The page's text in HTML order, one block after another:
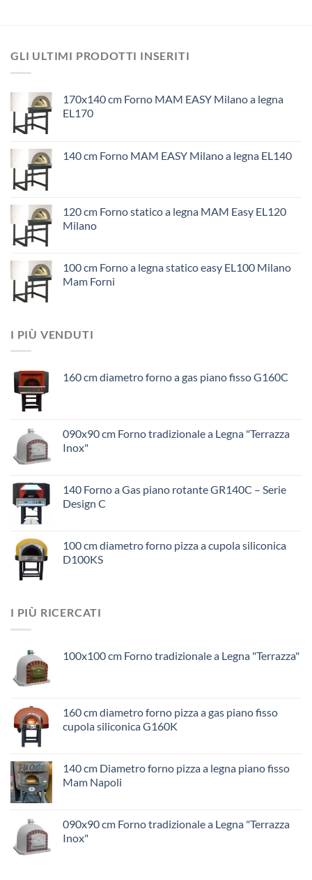
GLI ULTIMI PRODOTTI INSERITI
170x140 cm Forno MAM EASY Milano a legna
EL170
140 cm Forno MAM EASY Milano a legna EL140
120 cm Forno statico a legna MAM Easy EL120
Milano
100 cm Forno a legna statico easy EL100 Milano
Mam Forni
I PIÙ VENDUTI
160 cm diametro forno a gas piano fisso G160C
090x90 cm Forno tradizionale a Legna "Terrazza
Inox"
140 Forno a Gas piano rotante GR140C – Serie
Design C
100 cm diametro forno pizza a cupola siliconica
D100KS
I PIÙ RICERCATI
100x100 cm Forno tradizionale a Legna "Terrazza"
160 cm diametro forno pizza a gas piano fisso
cupola siliconica G160K
140 cm Diametro forno pizza a legna piano fisso
Mam Napoli
090x90 cm Forno tradizionale a Legna "Terrazza
Inox"